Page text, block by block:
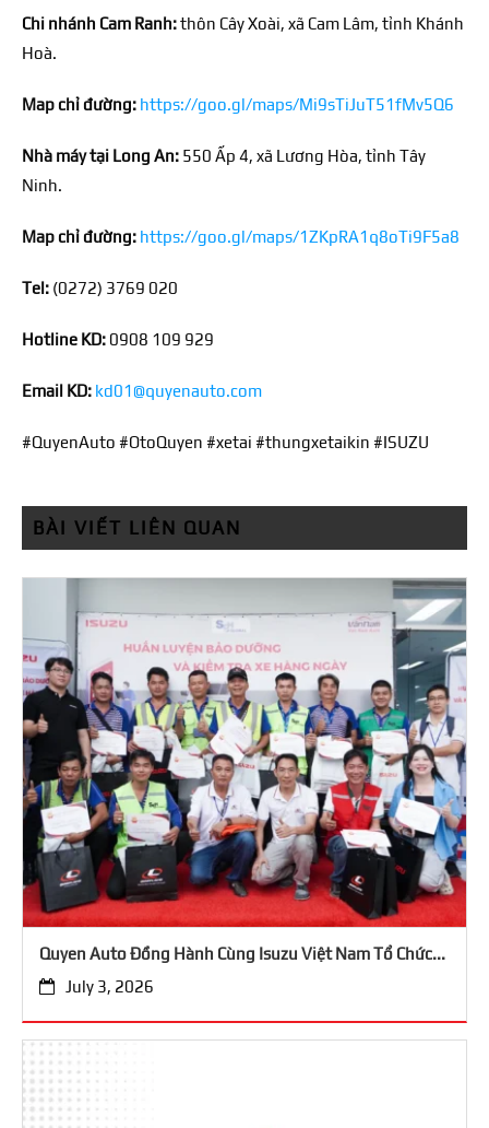
Chi nhánh Cam Ranh:thôn Cây Xoài, xã Cam Lâm, tỉnh Khánh
Hoà.
Map chỉ đường: https://goo.gl/maps/Mi9sTiJuT51fMv5Q6
Nhà máy tại Long An: 550 Ấp 4, xã Lương Hòa, tỉnh Tây
Ninh.
Map chỉ đường: https://goo.gl/maps/1ZKpRA1q8oTi9F5a8
Tel: (0272) 3769 020
Hotline KD: 0908 109 929
Email KD: kd01@quyenauto.com
#QuyenAuto #OtoQuyen #xetai #thungxetaikin #ISUZU
BÀI VIẾT LIÊN QUAN
Quyen Auto Đồng Hành Cùng Isuzu Việt Nam Tổ Chức...
July 3, 2026